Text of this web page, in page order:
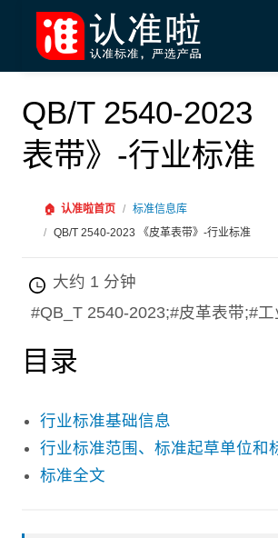
QB/T 2540-2023
表带》-行业标准
🏠 认准啦首页 / 标准信息库
/ QB/T 2540-2023 《皮革表带》-行业标准
大约 1 分钟
#QB_T 2540-2023;#皮革表带;#
目录
行业标准基础信息
行业标准范围、标准起草单位和
标准全文